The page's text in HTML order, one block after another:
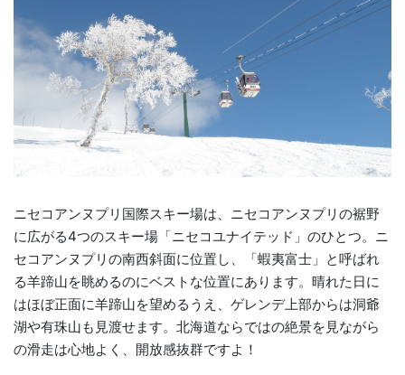
ニセコアンヌプリ国際スキー場は、ニセコアンヌプリの裾野
に広がる4つのスキー場「ニセコユナイテッド」のひとつ。ニ
セコアンヌプリの南西斜面に位置し、「蝦夷富士」と呼ばれ
る羊蹄山を眺めるのにベストな位置にあります。晴れた日に
はほぼ正面に羊蹄山を望めるうえ、ゲレンデ上部からは洞爺
湖や有珠山も見渡せます。北海道ならではの絶景を見ながら
の滑走は心地よく、開放感抜群ですよ！